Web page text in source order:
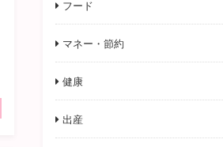
フード
マネー・節約
健康
出産